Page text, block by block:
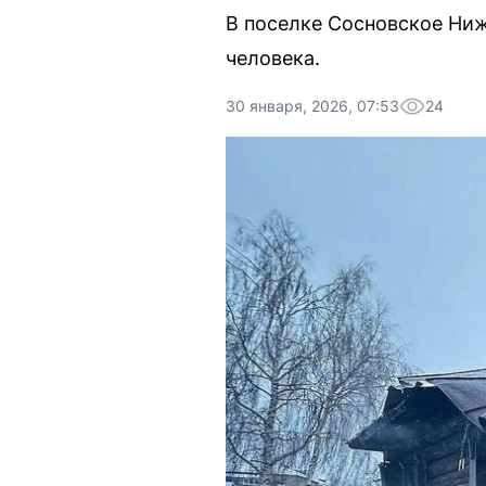
В поселке Сосновское
человека.
30 января, 2026, 07:53 24